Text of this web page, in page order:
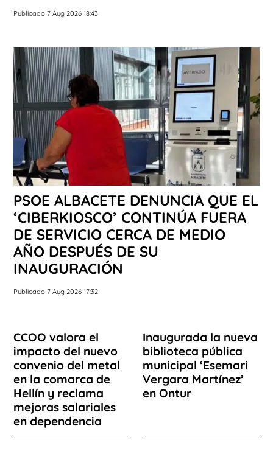
Publicado 7 Aug 2026 18:43
PSOE ALBACETE DENUNCIA QUE EL
‘CIBERKIOSCO’ CONTINÚA FUERA
DE SERVICIO CERCA DE MEDIO
AÑO DESPUÉS DE SU
INAUGURACIÓN
Publicado 7 Aug 2026 17:32
CCOO valora el
impacto del nuevo
convenio del metal
en la comarca de
Hellín y reclama
mejoras salariales
en dependencia
Inaugurada la nueva
biblioteca pública
municipal ‘Esemari
Vergara Martínez’
en Ontur